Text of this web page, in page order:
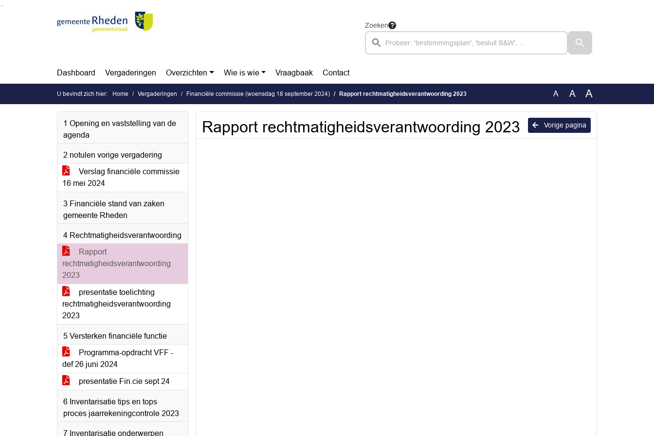
Zoeken
Dashboard Vergaderingen Overzichten Wie is wie Vraagbaak Contact
U bevindt zich hier: Home Vergaderingen Financiële commissie (woensdag 18 september 2024) Rapport rechtmatigheidsverantwoording 2023 A A A
1 Opening en vaststelling van de
agenda
2 notulen vorige vergadering
Verslag financiële commissie
16 mei 2024
3 Financiële stand van zaken
gemeente Rheden
4 Rechtmatigheidsverantwoording
Rapport
rechtmatigheidsverantwoording
2023
presentatie toelichting
rechtmatigheidsverantwoording
2023
5 Versterken financiële functie
Programma-opdracht VFF -
def 26 juni 2024
presentatie Fin.cie sept 24
6 Inventarisatie tips en tops
proces jaarrekeningcontrole 2023
7 Inventarisatie onderwerpen
Vorige pagina
Rapport rechtmatigheidsverantwoording 2023